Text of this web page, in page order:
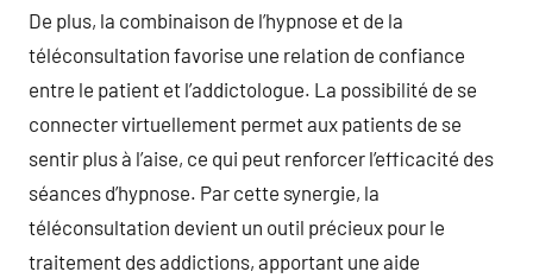
De plus, la combinaison de l’hypnose et de la
téléconsultation favorise une relation de confiance
entre le patient et l’addictologue. La possibilité de se
connecter virtuellement permet aux patients de se
sentir plus à l’aise, ce qui peut renforcer l’efficacité des
séances d’hypnose. Par cette synergie, la
téléconsultation devient un outil précieux pour le
traitement des addictions, apportant une aide